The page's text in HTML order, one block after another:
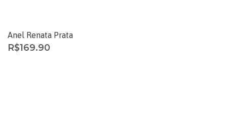
Anel Renata Prata
R$169.90